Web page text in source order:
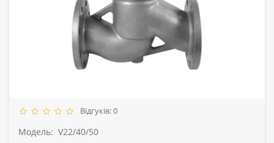
Відгуків: 0
Модель: V22/40/50